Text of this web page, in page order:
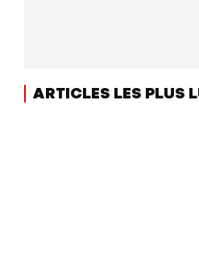
ARTICLES LES PLUS